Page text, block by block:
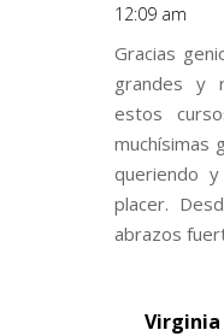
12:09 am
Gracias
grandes y
estos
muchísimas
queriendo
placer.
abrazos
Virginia